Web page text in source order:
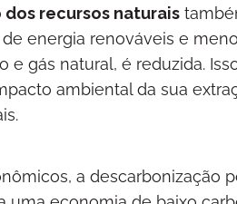
recursos naturais
energia renováveis e
e gás natural, é reduzida.
ambiental da sua
a descarbonização